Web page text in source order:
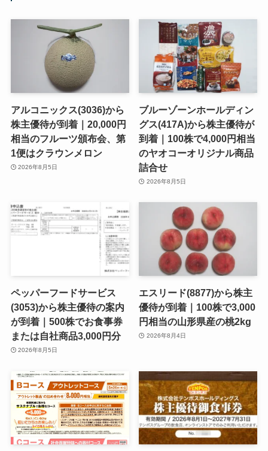
アルコニックス(3036)から
株主優待が到着｜20,000円
相当のフルーツ頒布会、第
1便はクラウンメロン
2026年8月5日
ブルーゾーンホールディン
グス(417A)から株主優待が
到着｜100株で4,000円相当
のヤオコーオリジナル商品
詰合せ
2026年8月5日
ペッパーフードサービス
(3053)から株主優待の案内
が到着｜500株でお食事券
または自社商品3,000円分
2026年8月5日
エスリード(8877)から株主
優待が到着｜100株で3,000
円相当の山形県産の桃2kg
2026年8月4日